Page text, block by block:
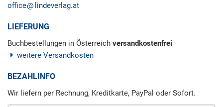
office
lindeverlag.at
LIEFERUNG
Buchbestellungen in Österreich versandkostenfrei
weitere Versandkosten
BEZAHLINFO
Wir liefern per Rechnung, Kreditkarte, PayPal oder Sofort.